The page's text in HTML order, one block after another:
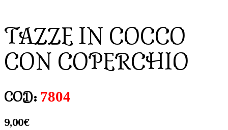
TAZZE IN COCCO
CON COPERCHIO
COD: 7804
9,00€